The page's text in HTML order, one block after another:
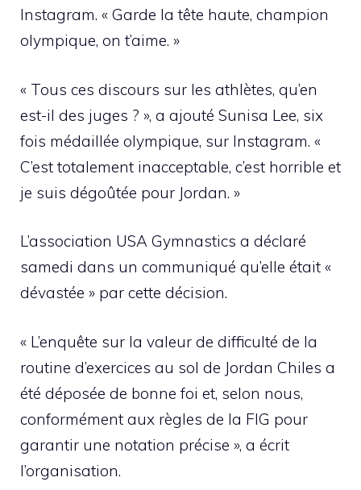
Instagram. « Garde la tête haute, champion
olympique, on t’aime. »
« Tous ces discours sur les athlètes, qu’en
est-il des juges ? », a ajouté Sunisa Lee, six
fois médaillée olympique, sur Instagram. «
C’est totalement inacceptable, c’est horrible et
je suis dégoûtée pour Jordan. »
L’association USA Gymnastics a déclaré
samedi dans un communiqué qu’elle était «
dévastée » par cette décision.
« L’enquête sur la valeur de difficulté de la
routine d’exercices au sol de Jordan Chiles a
été déposée de bonne foi et, selon nous,
conformément aux règles de la FIG pour
garantir une notation précise », a écrit
l’organisation.